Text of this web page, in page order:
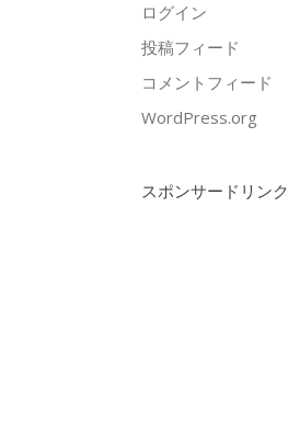
ログイン
投稿フィード
コメントフィード
WordPress.org
スポンサードリンク